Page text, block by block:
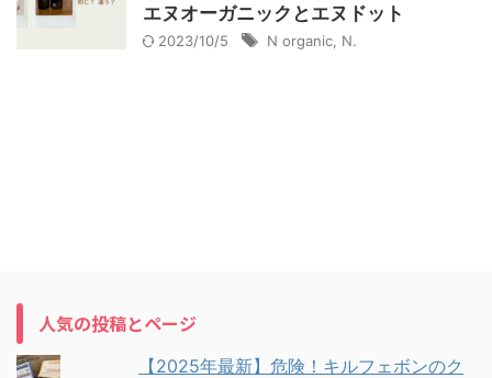
エヌオーガニックとエヌドット
2023/10/5 N organic N.
人気の投稿とページ
【2025年最新】危険！キルフェボンのク